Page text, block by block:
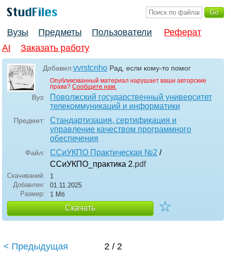
Вузы Предметы Пользователи
Реферат
AI
Заказать работу
Добавил:vvrstcnho Рад, если кому-то помог
Опубликованный материал нарушает ваши авторские
права? Сообщите нам.
Вуз:
Поволжский государственный университет
телекоммуникаций и информатики
Предмет:
Стандартизация, сертификация и
управление качеством программного
обеспечения
Файл: ССиУКПО Практическая №2 /
ССиУКПО_практика 2.pdf
Скачиваний:
1
Добавлен:
01.11.2025
Размер:
1 Мб
Скачать ☆
< Предыдущая 2 / 2